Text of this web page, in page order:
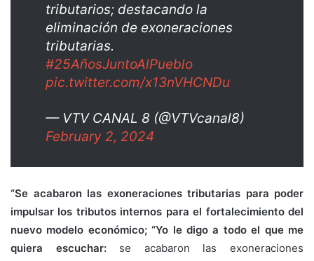
tributarios; destacando la
eliminación de exoneraciones
tributarias.
#25AñosJuntoAlPueblo
pic.twitter.com/x13nVHCNDu
— VTV CANAL 8 (@VTVcanal8)
February 2, 2024
“Se acabaron las exoneraciones tributarias para poder
impulsar los tributos internos para el fortalecimiento del
nuevo modelo económico; “Yo le digo a todo el que me
quiera escuchar:se acabaron las exoneraciones